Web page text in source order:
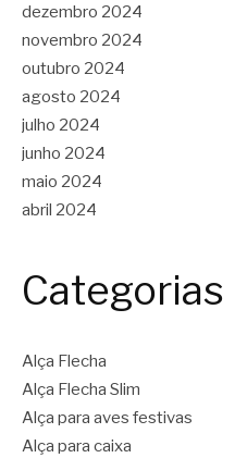
dezembro 2024
novembro 2024
outubro 2024
agosto 2024
julho 2024
junho 2024
maio 2024
abril 2024
Categorias
Alça Flecha
Alça Flecha Slim
Alça para aves festivas
Alça para caixa